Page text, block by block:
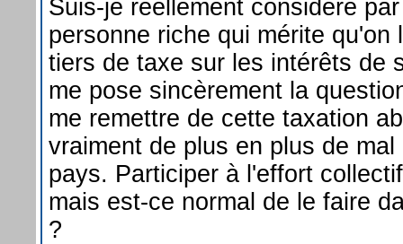
Suis-je réellement considéré
personne riche qui mérite qu'on
tiers de taxe sur les intérêts de
me pose sincèrement la
me remettre de cette taxation
vraiment de plus en plus de
pays. Participer à l'effort
mais est-ce normal de le faire
?